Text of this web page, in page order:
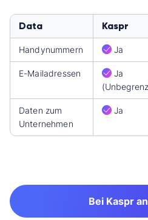
Data Kaspr
Handynummern Ja
E-Mailadressen
Ja
Daten zum
Unternehmen
Ja
Bei Kaspr